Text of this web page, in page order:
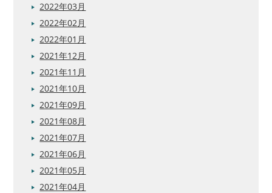
2022年03月
2022年02月
2022年01月
2021年12月
2021年11月
2021年10月
2021年09月
2021年08月
2021年07月
2021年06月
2021年05月
2021年04月